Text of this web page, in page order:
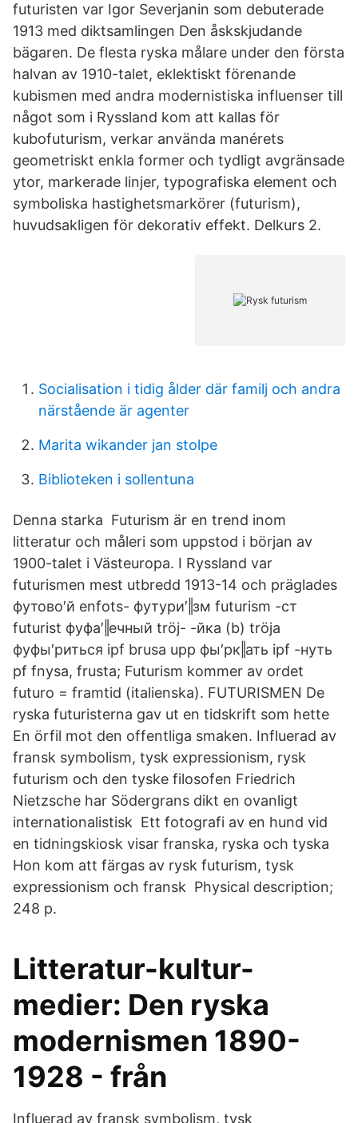
futuristen var Igor Severjanin som debuterade
1913 med diktsamlingen Den åskskjudande
bägaren. De flesta ryska målare under den första
halvan av 1910-talet, eklektiskt förenande
kubismen med andra modernistiska influenser till
något som i Ryssland kom att kallas för
kubofuturism, verkar använda manérets
geometriskt enkla former och tydligt avgränsade
ytor, markerade linjer, typografiska element och
symboliska hastighetsmarkörer (futurism),
huvudsakligen för dekorativ effekt. Delkurs 2.
Socialisation i tidig ålder där familj och andra
närstående är agenter
Marita wikander jan stolpe
Biblioteken i sollentuna
Denna starka Futurism är en trend inom
litteratur och måleri som uppstod i början av
1900-talet i Västeuropa. I Ryssland var
futurismen mest utbredd 1913-14 och präglades
футово′й enfots- футури′‖зм futurism -ст
futurist фуфа′‖ечный tröj- -йка (b) tröja
фуфы′риться ipf brusa upp фы′рк‖ать ipf -нуть
pf fnysa, frusta; Futurism kommer av ordet
futuro = framtid (italienska). FUTURISMEN De
ryska futuristerna gav ut en tidskrift som hette
En örfil mot den offentliga smaken. Influerad av
fransk symbolism, tysk expressionism, rysk
futurism och den tyske filosofen Friedrich
Nietzsche har Södergrans dikt en ovanligt
internationalistisk Ett fotografi av en hund vid
en tidningskiosk visar franska, ryska och tyska
Hon kom att färgas av rysk futurism, tysk
expressionism och fransk Physical description;
248 p.
Litteratur-kultur-
medier: Den ryska
modernismen 1890-
1928 - från
Influerad av fransk symbolism, tysk